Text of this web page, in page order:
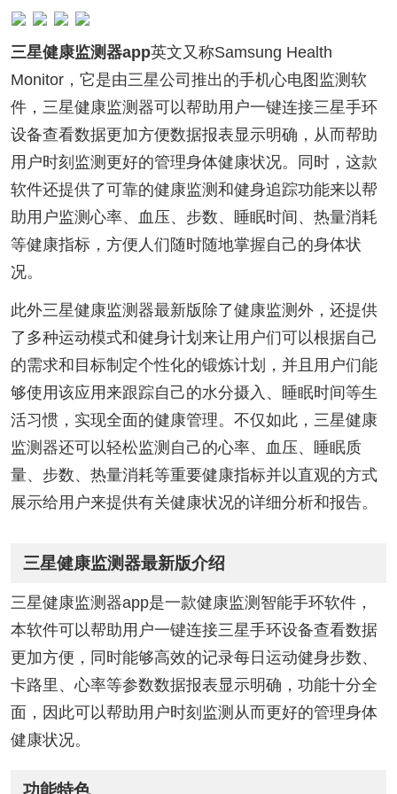
三星健康监测器app英文又称Samsung Health
Monitor，它是由三星公司推出的手机心电图监测软
件，三星健康监测器可以帮助用户一键连接三星手环
设备查看数据更加方便数据报表显示明确，从而帮助
用户时刻监测更好的管理身体健康状况。同时，这款
软件还提供了可靠的健康监测和健身追踪功能来以帮
助用户监测心率、血压、步数、睡眠时间、热量消耗
等健康指标，方便人们随时随地掌握自己的身体状
况。
此外三星健康监测器最新版除了健康监测外，还提供
了多种运动模式和健身计划来让用户们可以根据自己
的需求和目标制定个性化的锻炼计划，并且用户们能
够使用该应用来跟踪自己的水分摄入、睡眠时间等生
活习惯，实现全面的健康管理。不仅如此，三星健康
监测器还可以轻松监测自己的心率、血压、睡眠质
量、步数、热量消耗等重要健康指标并以直观的方式
展示给用户来提供有关健康状况的详细分析和报告。
三星健康监测器最新版介绍
三星健康监测器app是一款健康监测智能手环软件，
本软件可以帮助用户一键连接三星手环设备查看数据
更加方便，同时能够高效的记录每日运动健身步数、
卡路里、心率等参数数据报表显示明确，功能十分全
面，因此可以帮助用户时刻监测从而更好的管理身体
健康状况。
功能特色